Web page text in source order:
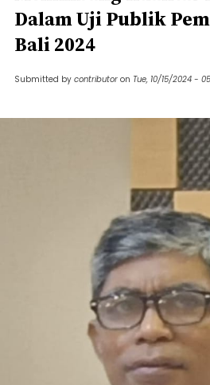
Dalam Uji Publik
Bali 2024
Submitted by contributor on Tue, 10/15/2024 -